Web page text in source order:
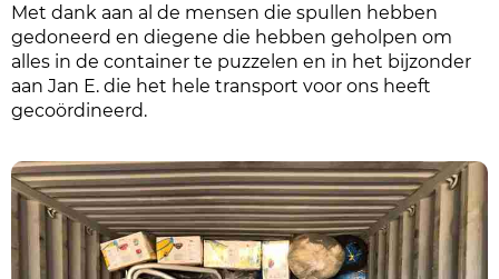
Met dank aan al de mensen die spullen hebben
gedoneerd en diegene die hebben geholpen om
alles in de container te puzzelen en in het bijzonder
aan Jan E. die het hele transport voor ons heeft
gecoördineerd.